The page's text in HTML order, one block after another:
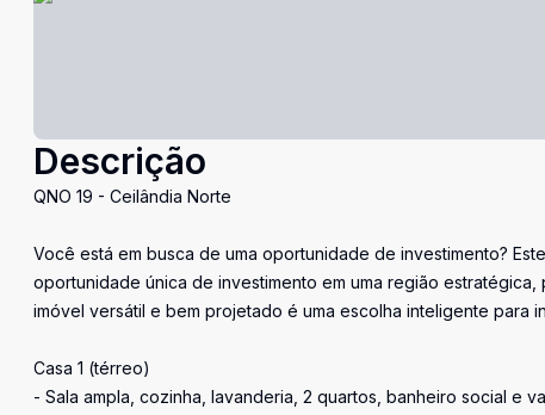
Descrição
QNO 19 - Ceilândia Norte
Você está em busca de uma oportunidade de investimento?
oportunidade única de investimento em uma região
imóvel versátil e bem projetado é uma escolha inteligente para
Casa 1 (térreo)
- Sala ampla, cozinha, lavanderia, 2 quartos, banheiro social e